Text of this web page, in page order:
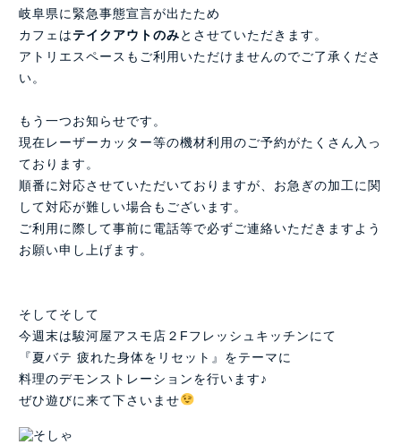
岐阜県に緊急事態宣言が出たため
カフェはテイクアウトのみとさせていただきます。
アトリエスペースもご利用いただけませんのでご了承くださ
い。
もう一つお知らせです。
現在レーザーカッター等の機材利用のご予約がたくさん入っ
ております。
順番に対応させていただいておりますが、お急ぎの加工に関
して対応が難しい場合もございます。
ご利用に際して事前に電話等で必ずご連絡いただきますよう
お願い申し上げます。
そしてそして
今週末は駿河屋アスモ店２Fフレッシュキッチンにて
『夏バテ 疲れた身体をリセット』をテーマに
料理のデモンストレーションを行います♪
ぜひ遊びに来て下さいませ